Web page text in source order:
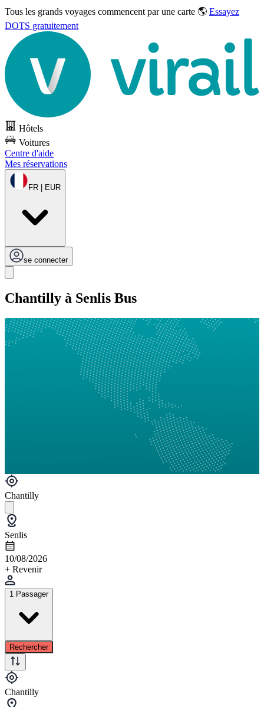
Tous les grands voyages commencent par une carte 🌎 Essayez
DOTS gratuitement
Hôtels
Voitures
Centre d'aide
Mes réservations
FR | EUR
se connecter
Chantilly à Senlis Bus
Chantilly
Senlis
10/08/2026
+ Revenir
1 Passager
Rechercher
Chantilly